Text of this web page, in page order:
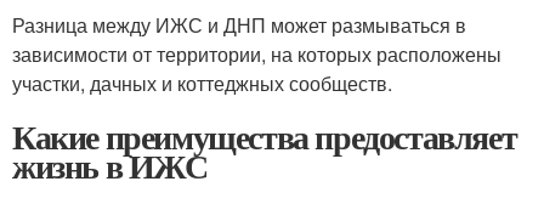
Разница между ИЖС и ДНП может размываться в
зависимости от территории, на которых расположены
участки, дачных и коттеджных сообществ.
Какие преимущества предоставляет
жизнь в ИЖС